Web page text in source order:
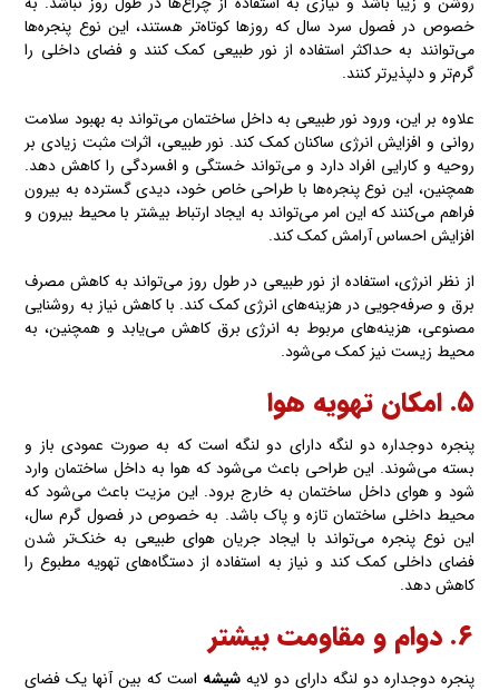
خصوص در فصول سرد سال که روزها کوتاه‌تر هستند، این نوع پنجره‌ها
می‌توانند به حداکثر استفاده از نور طبیعی کمک کنند و فضای داخلی را
گرم‌تر و دلپذیرتر کنند.
علاوه بر این، ورود نور طبیعی به داخل ساختمان می‌تواند به بهبود سلامت
روانی و افزایش انرژی ساکنان کمک کند. نور طبیعی، اثرات مثبت زیادی بر
روحیه و کارایی افراد دارد و می‌تواند خستگی و افسردگی را کاهش دهد.
همچنین، این نوع پنجره‌ها با طراحی خاص خود، دیدی گسترده به بیرون
فراهم می‌کنند که این امر می‌تواند به ایجاد ارتباط بیشتر با محیط بیرون و
افزایش احساس آرامش کمک کند.
از نظر انرژی، استفاده از نور طبیعی در طول روز می‌تواند به کاهش مصرف
برق و صرفه‌جویی در هزینه‌های انرژی کمک کند. با کاهش نیاز به روشنایی
مصنوعی، هزینه‌های مربوط به انرژی برق کاهش می‌یابد و همچنین، به
محیط زیست نیز کمک می‌شود.
۵. امکان تهویه هوا
پنجره دوجداره دو لنگه دارای دو لنگه است که به صورت عمودی باز و
بسته می‌شوند. این طراحی باعث می‌شود که هوا به داخل ساختمان وارد
شود و هوای داخل ساختمان به خارج برود. این مزیت باعث می‌شود که
محیط داخلی ساختمان تازه و پاک باشد. به خصوص در فصول گرم سال،
این نوع پنجره می‌تواند با ایجاد جریان هوای طبیعی به خنک‌تر شدن
فضای داخلی کمک کند و نیاز به استفاده از دستگاه‌های تهویه مطبوع را
کاهش دهد.
۶. دوام و مقاومت بیشتر
پنجره دوجداره دو لنگه دارای دو لایه شیشه است که بین آنها یک فضای